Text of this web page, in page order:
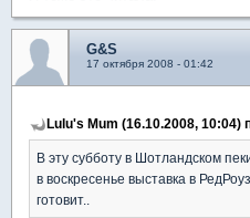
G&S
17 октября 2008 - 01:42
Lulu's Mum (16.10.2008, 10:04)
В эту субботу в Шотландском
в воскресенье выставка в
готовит..